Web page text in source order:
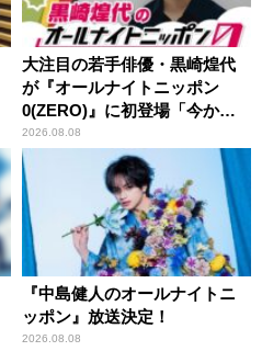
大注目の若手俳優・黒崎煌代
が『オールナイトニッポン
0(ZERO)』に初登場「今から
とてもワクワクしておりま
す！」
2026.08.08
『中島健人のオールナイトニ
ッポン』放送決定！
2026.08.08